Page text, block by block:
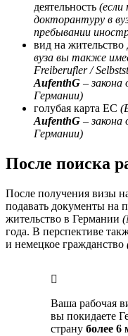
деятельность (если
докторантуру в
пребывании
вид на
вуза вы также
Freiberufler /
AufenthG – закона
Германии)
голубая карта ЕС
AufenthG – закона
Германии)
После поиска
После получения визы
подавать документы на
жительство в Германии
года. В перспективе
и немецкое гражданство
Ваша рабочая
вы покидаете
страну более 6